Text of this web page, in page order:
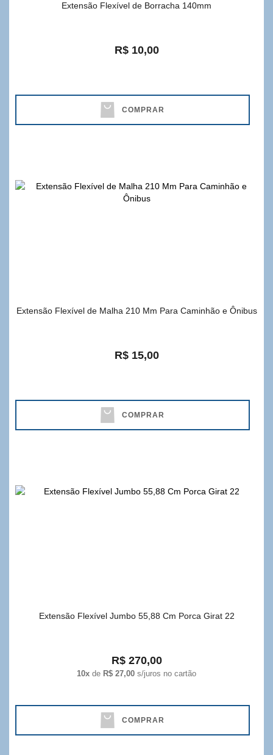
Extensão Flexível de Borracha 140mm
R$ 10,00
COMPRAR
Extensão Flexível de Malha 210 Mm Para Caminhão e Ônibus
R$ 15,00
COMPRAR
Extensão Flexível Jumbo 55,88 Cm Porca Girat 22
R$ 270,00
10x de R$ 27,00 s/juros no cartão
COMPRAR